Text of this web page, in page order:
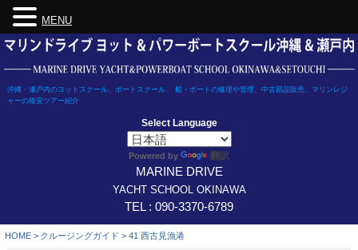
Skip
content
沖縄・瀬戸内のヨットスクール、ボートスクール、 船・ボートの修理や管理、中古部品販売、マリンレジ
ャーの格安ツアー紹介
Select Language
Powered by 翻訳
MARINE DRIVE
YACHT SCHOOL OKINAWA
TEL : 090-3370-6789
HOME > クルージングガイド > 41 西古見漁港
MENU